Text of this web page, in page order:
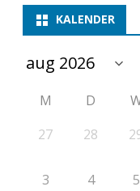
KALENDER
M D
27
28
3 4 5